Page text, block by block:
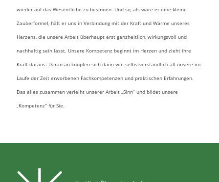
wieder auf das Wesentliche zu besinnen. Und so, als wäre er eine kleine
Zauberformel, hält er uns in Verbindung mit der Kraft und Wärme unseres
Herzens, die unsere Arbeit überhaupt erst ganzheitlich, wirkungsvoll und
nachhaltig sein lässt. Unsere Kompetenz beginnt im Herzen und zieht ihre
Kraft daraus. Daran an knüpfen sich dann wie selbstverständlich all unsere im
Laufe der Zeit erworbenen Fachkompetenzen und praktischen Erfahrungen.
Das alles zusammen verleiht unserer Arbeit „Sinn“ und bildet unsere
„Kompetenz“ für Sie.